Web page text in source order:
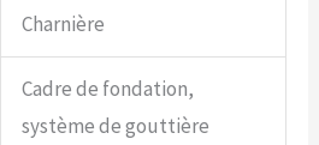
Charnière
Cadre de fondation,
système de gouttière